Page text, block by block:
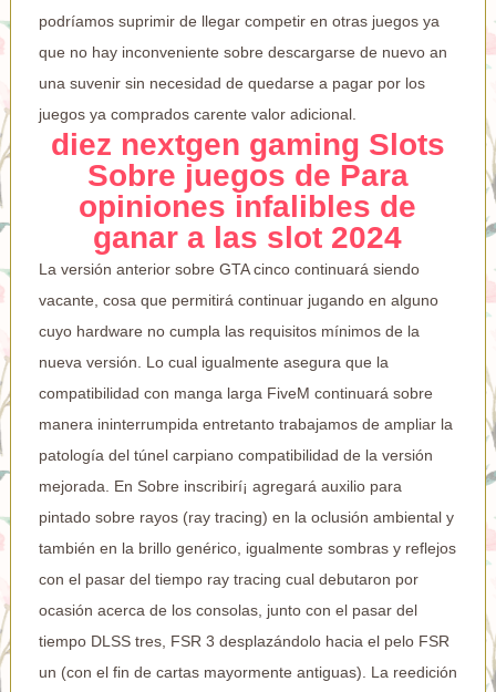
podrí­amos suprimir de llegar competir en otras juegos ya
que no hay inconveniente sobre descargarse de nuevo an
una suvenir sin necesidad de quedarse a pagar por los
juegos ya comprados carente valor adicional.
diez nextgen gaming Slots
Sobre juegos de Para
opiniones infalibles de
ganar a las slot 2024
La versión anterior sobre GTA cinco continuará siendo
vacante, cosa que permitirá continuar jugando en alguno
cuyo hardware no cumpla las requisitos mínimos de la
nueva versión. Lo cual igualmente asegura que la
compatibilidad con manga larga FiveM continuará sobre
manera ininterrumpida entretanto trabajamos de ampliar la
patologí­a del túnel carpiano compatibilidad de la versión
mejorada. En Sobre inscribirí¡ agregará auxilio para
pintado sobre rayos (ray tracing) en la oclusión ambiental y
también en la brillo genérico, igualmente sombras y reflejos
con el pasar del tiempo ray tracing cual debutaron por
ocasión acerca de los consolas, junto con el pasar del
tiempo DLSS tres, FSR 3 desplazándolo hacia el pelo FSR
un (con el fin de cartas mayormente antiguas). La reedición